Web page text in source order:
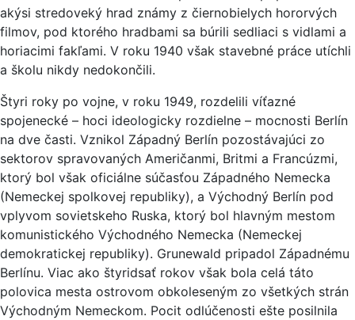
akýsi stredoveký hrad známy z čiernobielych hororvých
filmov, pod ktorého hradbami sa búrili sedliaci s vidlami a
horiacimi fakľami. V roku 1940 však stavebné práce utíchli
a školu nikdy nedokončili.
Štyri roky po vojne, v roku 1949, rozdelili víťazné
spojenecké – hoci ideologicky rozdielne – mocnosti Berlín
na dve časti. Vznikol Západný Berlín pozostávajúci zo
sektorov spravovaných Američanmi, Britmi a Francúzmi,
ktorý bol však oficiálne súčasťou Západného Nemecka
(Nemeckej spolkovej republiky), a Východný Berlín pod
vplyvom sovietskeho Ruska, ktorý bol hlavným mestom
komunistického Východného Nemecka (Nemeckej
demokratickej republiky). Grunewald pripadol Západnému
Berlínu. Viac ako štyridsať rokov však bola celá táto
polovica mesta ostrovom obkoleseným zo všetkých strán
Východným Nemeckom. Pocit odlúčenosti ešte posilnila